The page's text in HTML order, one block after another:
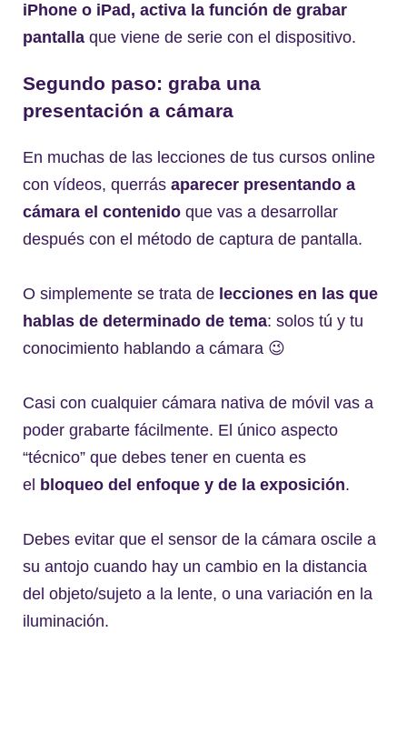
iPhone o iPad, activa la función de grabar
pantalla que viene de serie con el dispositivo.
Segundo paso: graba una
presentación a cámara
En muchas de las lecciones de tus cursos online
con vídeos, querrás aparecer presentando a
cámara el contenido que vas a desarrollar
después con el método de captura de pantalla.
O simplemente se trata de lecciones en las que
hablas de determinado de tema: solos tú y tu
conocimiento hablando a cámara 😉
Casi con cualquier cámara nativa de móvil vas a
poder grabarte fácilmente. El único aspecto
“técnico” que debes tener en cuenta es
el bloqueo del enfoque y de la exposición.
Debes evitar que el sensor de la cámara oscile a
su antojo cuando hay un cambio en la distancia
del objeto/sujeto a la lente, o una variación en la
iluminación.